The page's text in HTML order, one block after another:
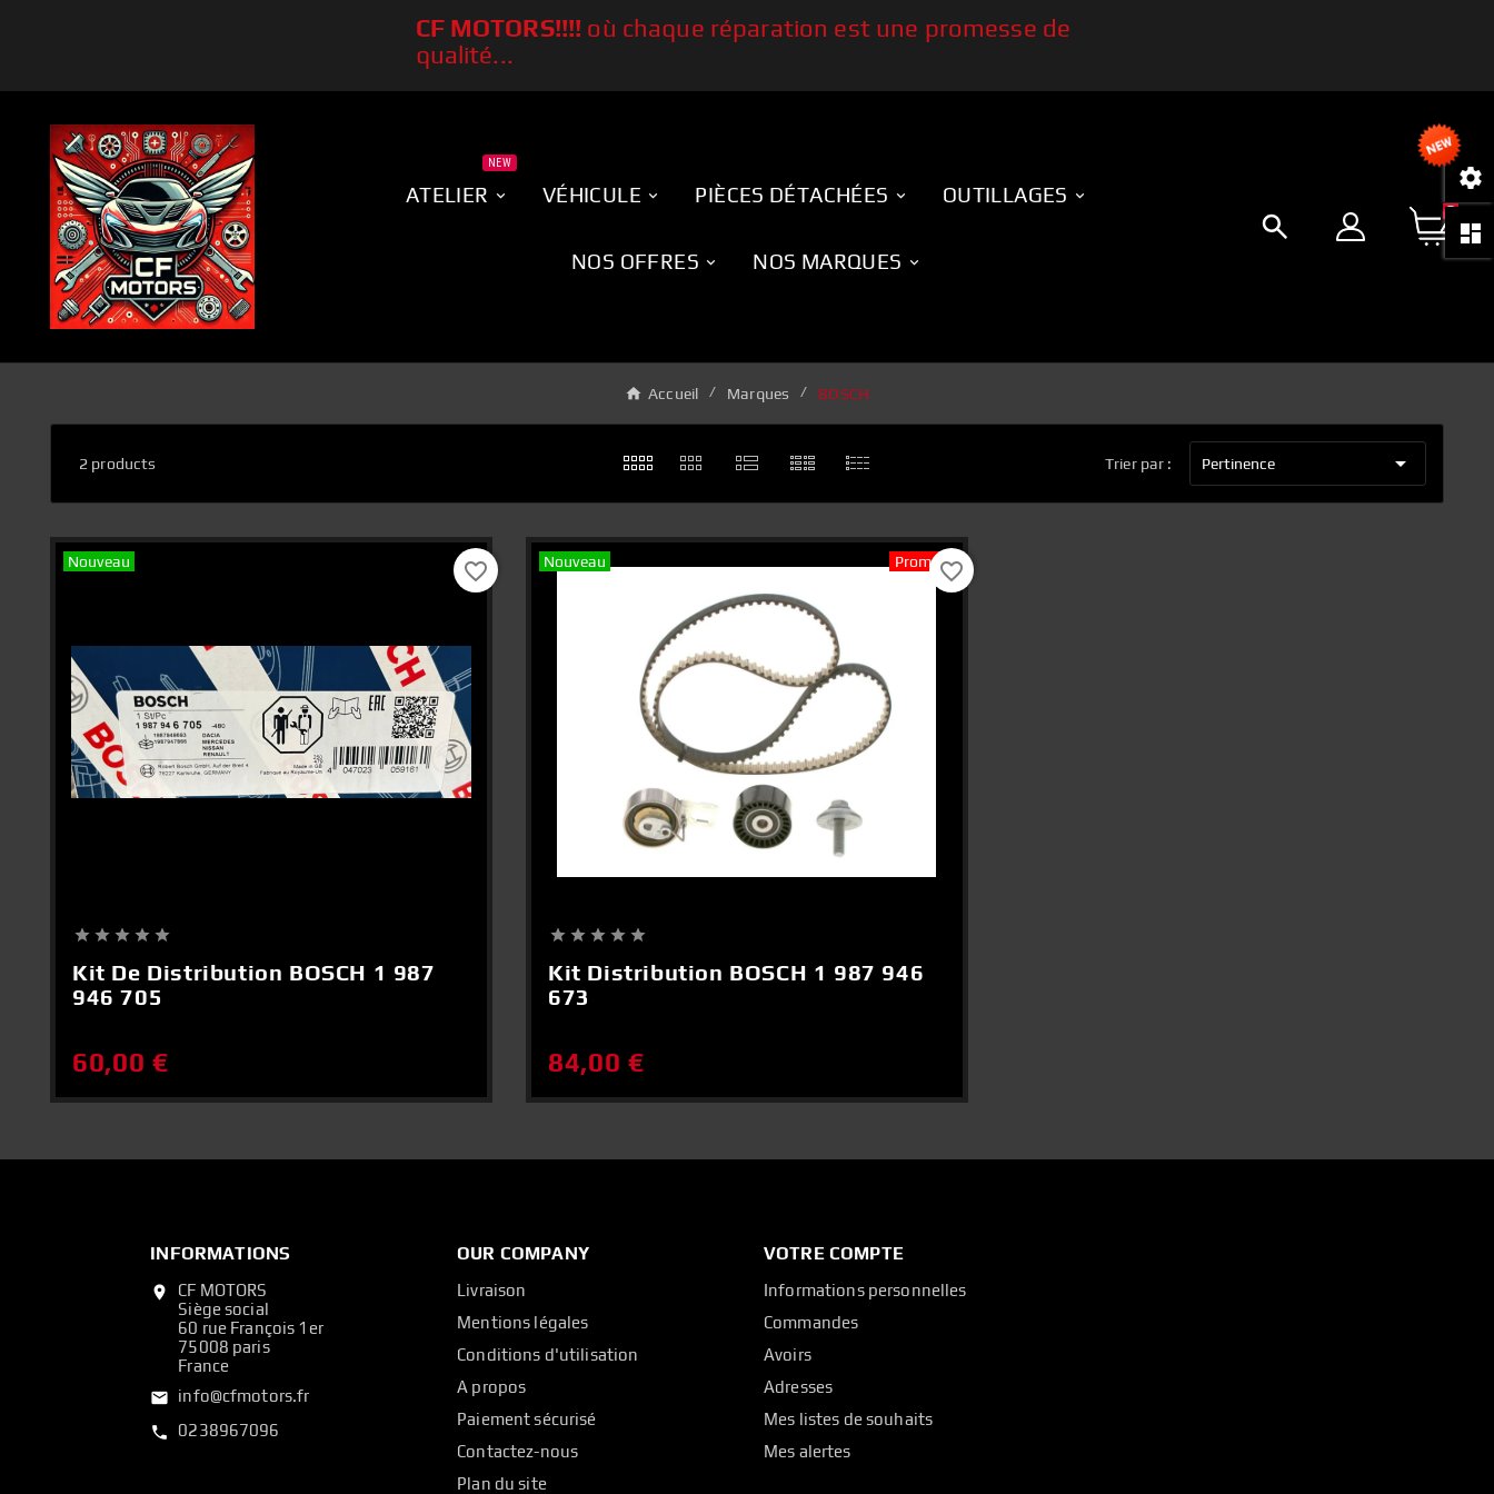


CF MOTORS!!!! où chaque réparation est une promesse de
qualité...
ATELIER
NEW
VÉHICULE PIÈCES DÉTACHÉES OUTILLAGES
NOS OFFRES NOS MARQUES
0
Accueil Marques BOSCH
2 products Trier par : Pertinence 
Nouveau
    
Kit De Distribution BOSCH 1 987
946 705
60,00 €
favorite_border Nouveau Promo !
    
Kit Distribution BOSCH 1 987 946
673
84,00 €
favorite_border
INFORMATIONS
location_on
CF MOTORS
Siège social
60 rue François 1er
75008 paris
France
email info@cfmotors.fr
call
0238967096
OUR COMPANY
Livraison
Mentions légales
Conditions d'utilisation
A propos
Paiement sécurisé
Contactez-nous
Plan du site
VOTRE COMPTE
Informations personnelles
Commandes
Avoirs
Adresses
Mes listes de souhaits
Mes alertes